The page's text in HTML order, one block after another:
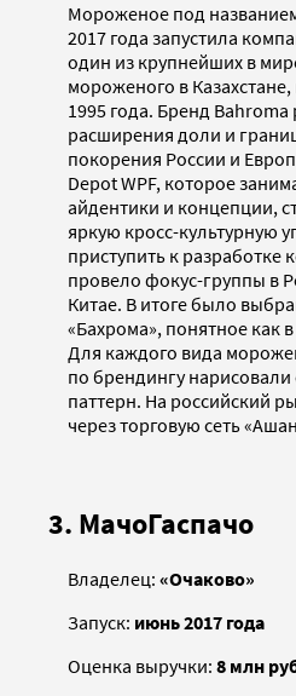
Мороженое под
2017 года запустила
один из крупнейших в
мороженого в
1995 года. Бренд
расширения доли и
покорения России и
Depot WPF, которое
айдентики и концепции,
яркую кросс-культурную
приступить к разработке
провело фокус-группы в
Китае. В итоге было
«Бахрома», понятное как
Для каждого вида
по брендингу
паттерн. На российский
через торговую сеть
3. МачоГаспачо
Владелец: «Очаково»
Запуск: июнь 2017 года
Оценка выручки: 8 млн